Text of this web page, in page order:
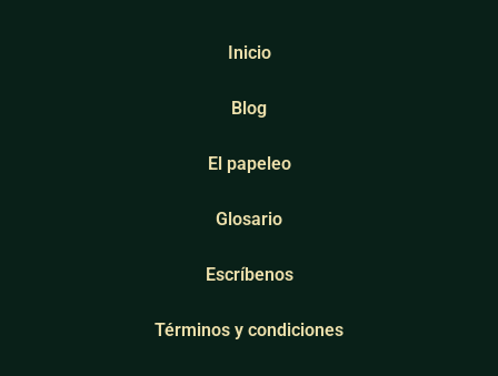
Inicio
Blog
El papeleo
Glosario
Escríbenos
Términos y condiciones